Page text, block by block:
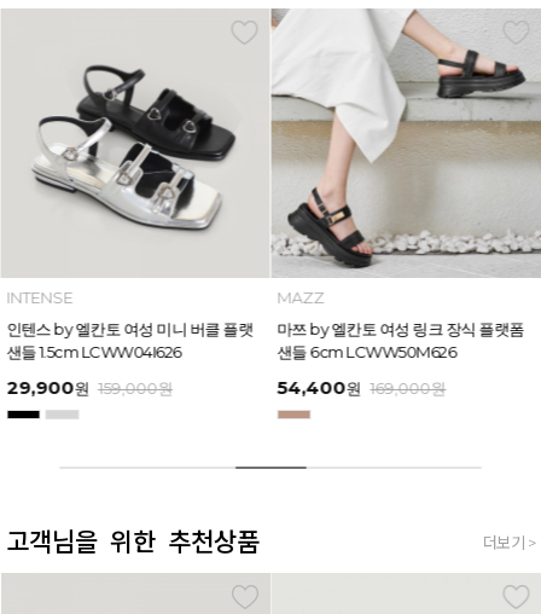
INTENSE
인텐스 by 엘칸토 여성 미니 버클 플랫
샌들 1.5cm LCWW04I626
29,900원 159,000원
MAZZ
마쯔 by 엘칸토 여성 링크 장식 플랫폼
샌들 6cm LCWW50M626
54,400원 169,000원
고객님을 위한 추천상품 더보기 >